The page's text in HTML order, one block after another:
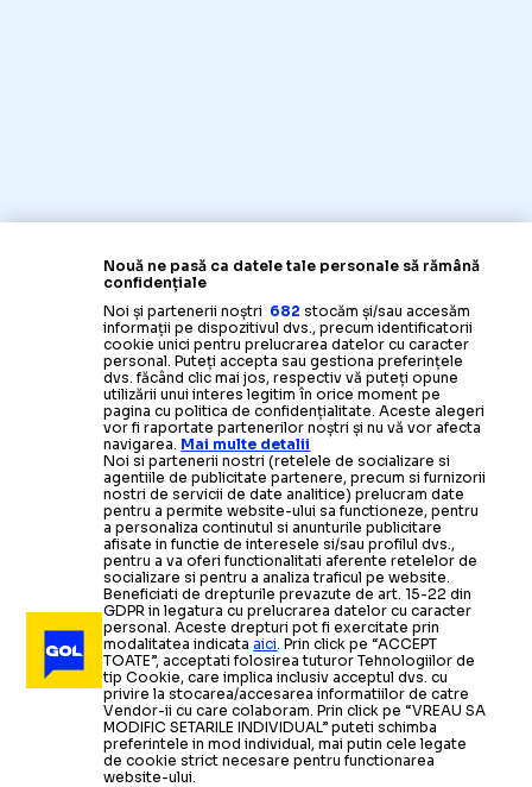
Nouă ne pasă ca datele tale personale să rămână
confidențiale
Noi și partenerii noștri 682 stocăm și/sau accesăm
informații pe dispozitivul dvs., precum identificatorii
cookie unici pentru prelucrarea datelor cu caracter
personal. Puteți accepta sau gestiona preferințele
dvs. făcând clic mai jos, respectiv vă puteți opune
utilizării unui interes legitim în orice moment pe
pagina cu politica de confidențialitate. Aceste alegeri
vor fi raportate partenerilor noștri și nu vă vor afecta
navigarea. Mai multe detalii
Noi si partenerii nostri (retelele de socializare si
agentiile de publicitate partenere, precum si furnizorii
nostri de servicii de date analitice) prelucram date
pentru a permite website-ului sa functioneze, pentru
a personaliza continutul si anunturile publicitare
afisate in functie de interesele si/sau profilul dvs.,
pentru a va oferi functionalitati aferente retelelor de
socializare si pentru a analiza traficul pe website.
Beneficiati de drepturile prevazute de art. 15-22 din
GDPR in legatura cu prelucrarea datelor cu caracter
personal. Aceste drepturi pot fi exercitate prin
modalitatea indicataaici. Prin click pe “ACCEPT
TOATE”, acceptati folosirea tuturor Tehnologiilor de
tip Cookie, care implica inclusiv acceptul dvs. cu
privire la stocarea/accesarea informatiilor de catre
Vendor-ii cu care colaboram. Prin click pe “VREAU SA
MODIFIC SETARILE INDIVIDUAL” puteti schimba
preferintele in mod individual, mai putin cele legate
de cookie strict necesare pentru functionarea
website-ului.